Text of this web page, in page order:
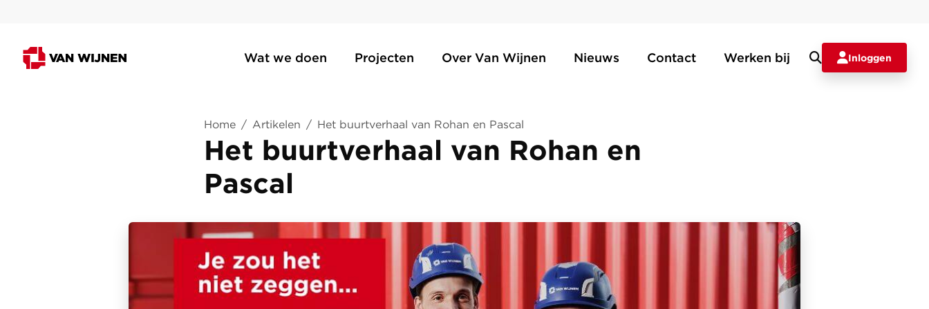
Wat we doen Projecten Over Van Wijnen Nieuws Contact Werken bij Inloggen
Home / Artikelen / Het buurtverhaal van Rohan en Pascal
Het buurtverhaal van Rohan en
Pascal